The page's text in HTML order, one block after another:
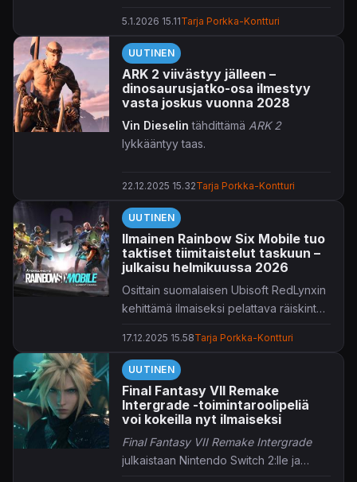
5.1.2026 15.11Tarja Porkka-Kontturi
UUTINEN
ARK 2 viivästyy jälleen –
dinosaurusjatko-osa ilmestyy
vasta joskus vuonna 2028
Vin Dieselin tähdittämä ARK 2
lykkääntyy taas.
22.12.2025 15.32Tarja Porkka-Kontturi
UUTINEN
Ilmainen Rainbow Six Mobile tuo
taktiset tiimitaistelut taskuun –
julkaisu helmikuussa 2026
Osittain suomalaisen Ubisoft RedLynxin
kehittämä ilmaiseksi pelattava räiskintä
älypuhelimiin.
17.12.2025 15.58Tarja Porkka-Kontturi
UUTINEN
Final Fantasy VII Remake
Intergrade -toimintaroolipeliä
voi kokeilla nyt ilmaiseksi
Final Fantasy VII Remake Intergrade
julkaistaan Nintendo Switch 2:lle ja